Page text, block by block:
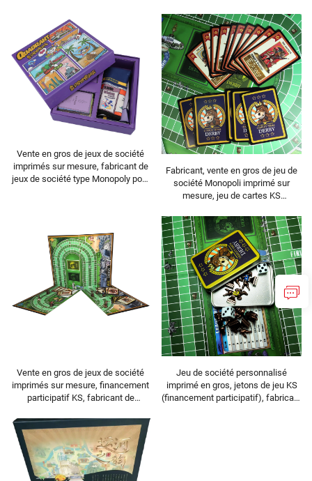
Kickstarter avec votre propre
conception
comme cadeau
Vente en gros de jeux de société
imprimés sur mesure, fabricant de
jeux de société type Monopoly pour
Fabricant, vente en gros de jeu de
société Monopoli imprimé sur
mesure, jeu de cartes KS
personnalisable comme cadeau
Vente en gros de jeux de société
imprimés sur mesure, financement
participatif KS, fabricant de
personnalisé, idéal comme cadeau
Jeu de société personnalisé
imprimé en gros, jetons de jeu KS
(financement participatif), fabricant